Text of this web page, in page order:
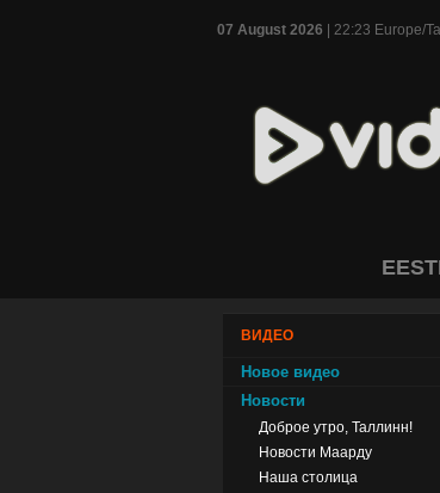
07 August 2026 | 22:23 Europe/
ВИДЕО
Новое видео
Новости
Доброе утро, Таллинн!
Новости Маарду
Наша столица